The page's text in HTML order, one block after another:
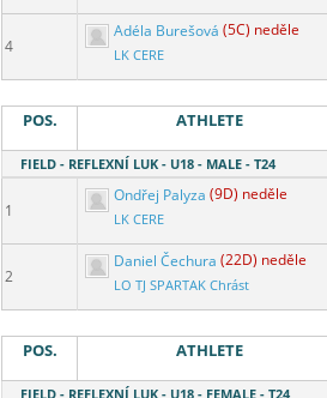
4
Adéla Burešová (5C) neděle
LK CERE
POS. ATHLETE
FIELD - REFLEXNÍ LUK - U18 - MALE - T24
1
Ondřej Palyza (9D) neděle
LK CERE
2
Daniel Čechura (22D) neděle
LO TJ SPARTAK Chrást
POS. ATHLETE
FIELD - REFLEXNÍ LUK - U18 - FEMALE - T24